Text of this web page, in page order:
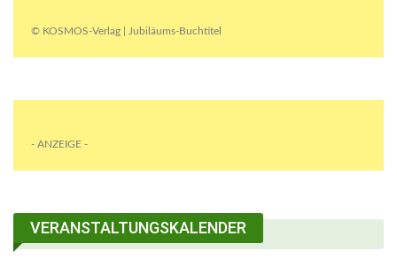
© KOSMOS-Verlag | Jubiläums-Buchtitel
- ANZEIGE -
VERANSTALTUNGSKALENDER